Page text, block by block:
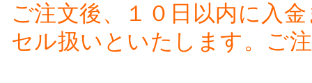
ご注文後、１０日以内に入
セル扱いといたします。ご